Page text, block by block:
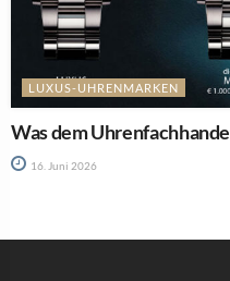
LUXUS-UHRENMARKEN
Was dem
16. Juni 2026